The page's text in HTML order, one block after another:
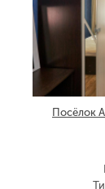
Посёлок